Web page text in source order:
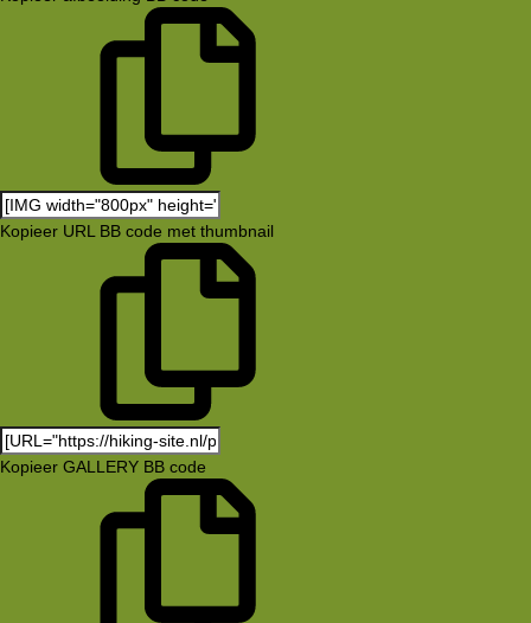
Kopieer URL BB code met thumbnail
Kopieer GALLERY BB code